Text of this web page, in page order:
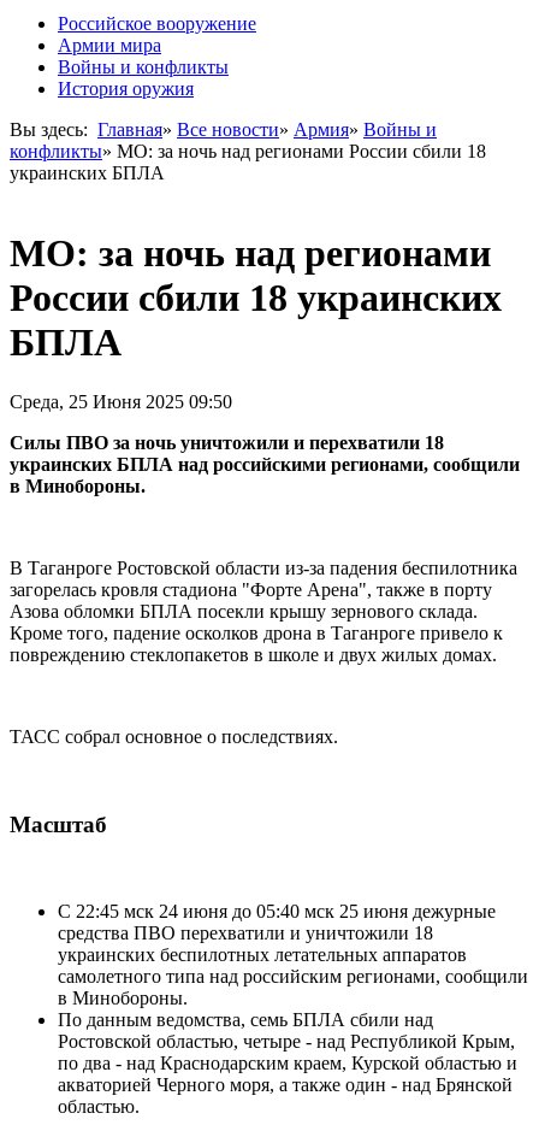
Российское вооружение
Армии мира
Войны и конфликты
История оружия
Вы здесь: Главная» Все новости» Армия» Войны и
конфликты» МО: за ночь над регионами России сбили 18
украинских БПЛА
МО: за ночь над регионами
России сбили 18 украинских
БПЛА
Среда, 25 Июня 2025 09:50
Силы ПВО за ночь уничтожили и перехватили 18
украинских БПЛА над российскими регионами, сообщили
в Минобороны.
В Таганроге Ростовской области из-за падения беспилотника
загорелась кровля стадиона "Форте Арена", также в порту
Азова обломки БПЛА посекли крышу зернового склада.
Кроме того, падение осколков дрона в Таганроге привело к
повреждению стеклопакетов в школе и двух жилых домах.
ТАСС собрал основное о последствиях.
Масштаб
С 22:45 мск 24 июня до 05:40 мск 25 июня дежурные
средства ПВО перехватили и уничтожили 18
украинских беспилотных летательных аппаратов
самолетного типа над российским регионами, сообщили
в Минобороны.
По данным ведомства, семь БПЛА сбили над
Ростовской областью, четыре - над Республикой Крым,
по два - над Краснодарским краем, Курской областью и
акваторией Черного моря, а также один - над Брянской
областью.